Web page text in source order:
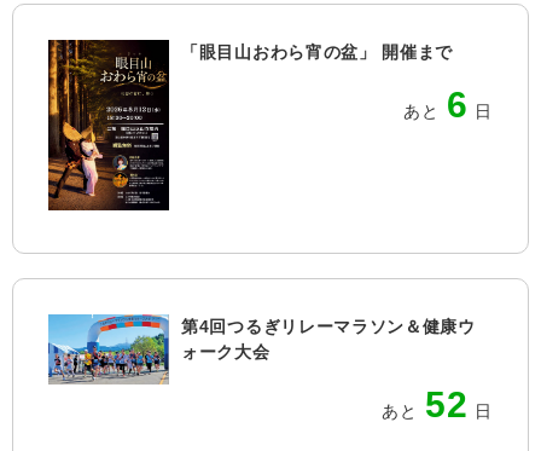
「眼目山おわら宵の盆」 開催まで
あと 6 日
第4回つるぎリレーマラソン＆健康ウ
ォーク大会
あと 52 日